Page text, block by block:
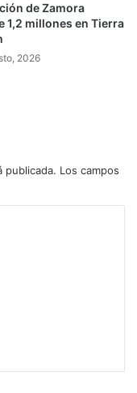
de Zamora
1,2 millones en Tierra
2026
publicada. Los campos